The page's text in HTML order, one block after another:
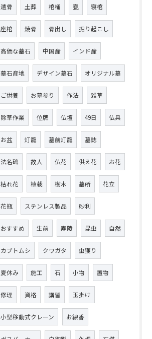
遺骨 土葬 棺桶 甕 寝棺
座棺 焼骨 骨出し 掘り起こし
高価な墓石 中国産 インド産
墓石産地 デザイン墓石 オリジナル墓
ご供養 お墓参り 作法 雑草
除草作業 位牌 仏壇 49日 仏具
お盆 灯籠 墓前灯籠 墓誌
法名碑 故人 仏花 供え花 お花
枯れ花 植栽 樹木 墓所 花立
花瓶 ステンレス製品 砂利
おすすめ 生前 寿陵 昆虫 自然
カブトムシ クワガタ 虫獲り
夏休み 施工 石 小物 置物
修理 資格 講習 玉掛け
小型移動式クレーン お線香